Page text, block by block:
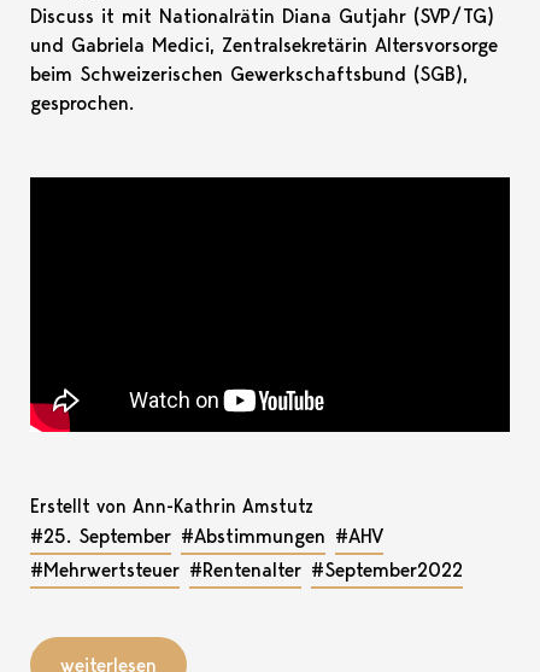
Discuss it mit Nationalrätin Diana Gutjahr (SVP/TG)
und Gabriela Medici, Zentralsekretärin Altersvorsorge
beim Schweizerischen Gewerkschaftsbund (SGB),
gesprochen.
Erstellt von Ann-Kathrin Amstutz
#25. September #Abstimmungen #AHV
#Mehrwertsteuer #Rentenalter #September2022
weiterlesen